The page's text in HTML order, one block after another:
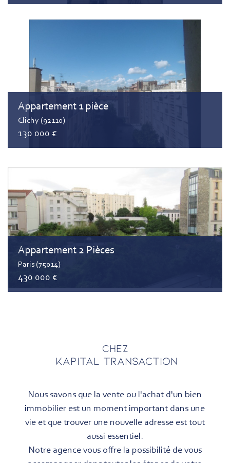
Appartement 1 pièce
Clichy (92110)
130 000 €
Appartement 2 Pièces
Paris (75014)
430 000 €
Chez
KAPITAL TRANSACTION
Nous savons que la vente ou l'achat d'un bien
immobilier est un moment important dans une
vie et que trouver une nouvelle adresse est tout
aussi essentiel.
Notre agence vous offre la possibilité de vous